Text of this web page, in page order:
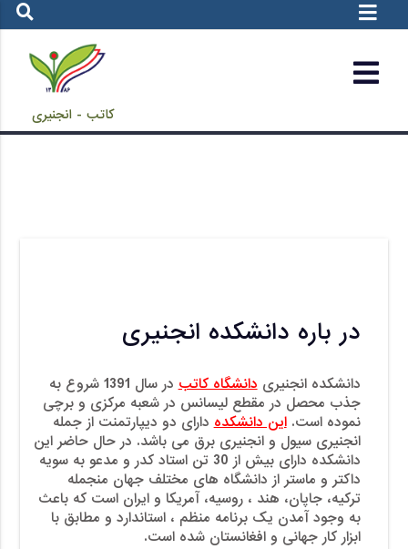
کاتب - انجنیری
در باره دانشکده انجنیری
دانشکده انجنیریدانشگاه کاتب
در سال 1391 شروع به
جذب محصل در مقطع لیسانس در شعبه مرکزی و برچی
نموده است.این دانشکدهدارای دو دیپارتمنت از جمله
انجنیری سیول و انجنیری برق می باشد. در حال حاضر این
دانشکده دارای بیش از 30 تن استاد کدر و مدعو به سویه
داکتر و ماستر از دانشگاه های مختلف جهان منجمله
ترکیه، جاپان، هند ، روسیه، آمریکا و ایران است که باعث
به وجود آمدن یک برنامه منظم ، استاندارد و مطابق با
ابزار کار جهانی و افغانستان شده است.